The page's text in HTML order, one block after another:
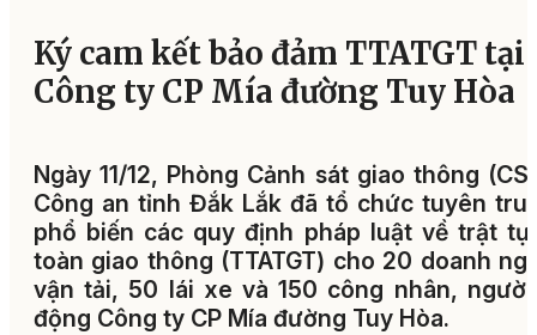
Ký cam kết bảo đảm TTATGT tại
Công ty CP Mía đường Tuy Hòa
Ngày 11/12, Phòng Cảnh sát giao thông
Công an tỉnh Đắk Lắk đã tổ chức tuyên
phổ biến các quy định pháp luật về trật
toàn giao thông (TTATGT) cho 20 doanh
vận tải, 50 lái xe và 150 công nhân,
động Công ty CP Mía đường Tuy Hòa.